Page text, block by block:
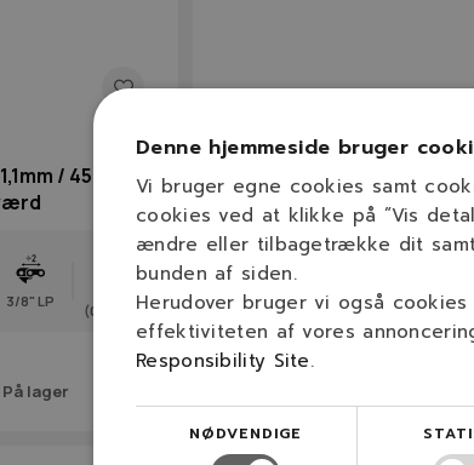
/ 45 dl
3/8" LP
(0,043″)
På lager
90PX045E
OREGON 12" 90PX Kæde 3/
mm / 45 led
30 cm 45 3/8" LP
Denne hjemmeside bruger
Vi bruger egne cookies samt
cookies ved at klikke på ”Vis
ændre eller tilbagetrække dit
bunden af siden.
Herudover bruger vi også
effektiviteten af vores
Responsibility Site.
NØDVENDIGE